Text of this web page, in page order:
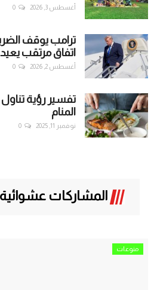
أغسطس 3, 2026 0
ترامب يوقف
اتفاق مرتقب
أغسطس 2, 2026 0
تفسير رؤية
المنام
نوفمبر 11, 2025 0
المشاركات عشوائية
منوعات